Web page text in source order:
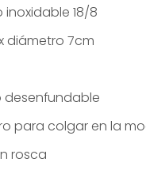
18/8
diámetro 7cm
desenfundable
para colgar en la
rosca